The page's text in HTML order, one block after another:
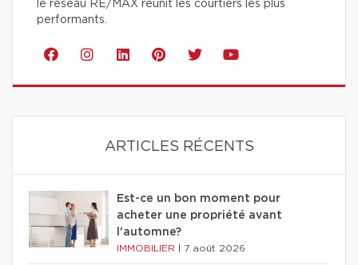
le réseau RE/MAX réunit les courtiers les plus
performants.
ARTICLES RÉCENTS
Est-ce un bon moment pour
acheter une propriété avant
l'automne?
IMMOBILIER 7 août 2026